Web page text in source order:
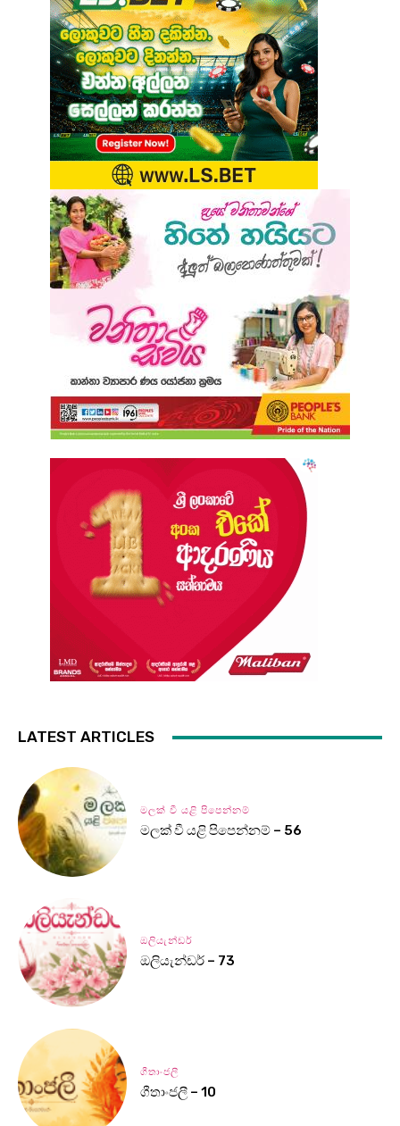
LATEST ARTICLES
මලක් වී යළි පිපෙන්නම්
මලක් වී යළි පිපෙන්නම් – 56
ඔලියැන්ඩර්
ඔලියැන්ඩර් – 73
ගීතාංජලී
ගීතාංජලී – 10